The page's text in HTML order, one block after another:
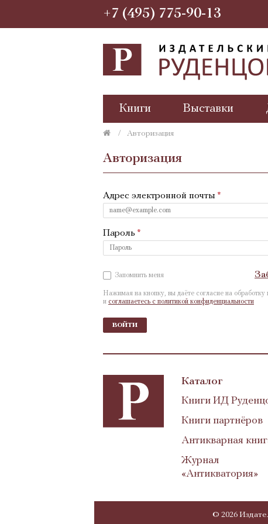
+7 (495) 775-90-13
Книги Выставки
Авторизация
Авторизация
Адрес электронной почты
Пароль
Запомнить меня
Нажимая на кнопку, вы даёте согласие на обработку
и соглашаетесь с политикой конфиденциальности
войти
Каталог
Книги ИД
Книги партнёров
Антикварная
Журнал
«Антикватория»
© 2026